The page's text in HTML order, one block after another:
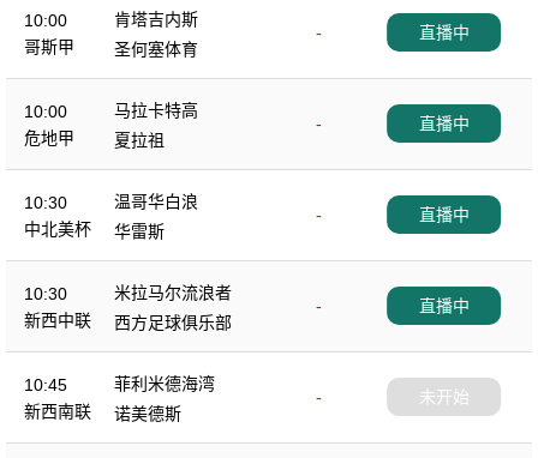
10:00
哥斯甲
肯塔吉内斯
-
圣何塞体育
直播中
10:00
危地甲
马拉卡特高
-
夏拉祖
直播中
10:30
中北美杯
温哥华白浪
-
华雷斯
直播中
10:30
新西中联
米拉马尔流浪者
-
西方足球俱乐部
直播中
10:45
新西南联
菲利米德海湾
-
诺美德斯
未开始